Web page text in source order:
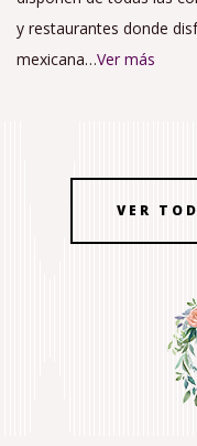
y restaurantes donde
mexicana…Ver más
VER